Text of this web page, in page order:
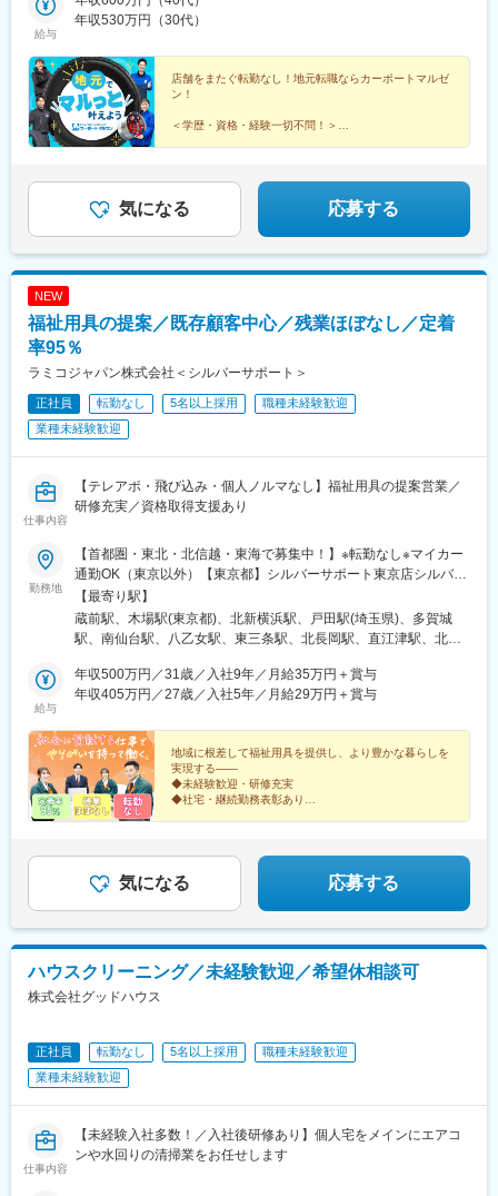
■出張に関して：
で長期且つ遠方の出張などは頻発にはしない状況です。※ただ今後
の受注状況や社内の状況によっては変化する可能性もございま
す。
■当社の社風・魅力について：
現場やお客様の声を起点に、仮説検証と改良を素早く重ねる風土
がございます。失敗を次の挑戦につなげる文化が根付いていま
す。
年次にとらわれず360度評価で成果や挑戦を評価。教育制度も充
実しており、職種の枠を越えた成長機会がございます。
変更の範囲：会社の定める業務
望の方は、オープンまでの間、埼玉本店にて研修を行います。
たします。 ★社宅費用・交通費はすべて会社負担です！
給与
年収530万円（30代）
店舗をまたぐ転勤なし！地元転職ならカーポートマルゼ
ン！
＜学歴・資格・経験一切不問！＞
気になる 応募する
NEW
福祉用具の提案／既存顧客中心／残業ほぼなし／定着
率95％
ラミコジャパン株式会社＜シルバーサポート＞
正社員 転勤なし 5名以上採用
職種未経験歓迎
業種未経験歓迎
仕事内容
【テレアポ・飛び込み・個人ノルマなし】福祉用具の提案営業／
研修充実／資格取得支援あり
勤務地
【首都圏・東北・北信越・東海で募集中！】※転勤なし※マイカー
通勤OK（東京以外）【東京都】シルバーサポート東京店シルバー
サポート江東店【神奈川県】シルバーサポート横浜店【埼玉県】
シルバーサポート戸田店【宮城県】シルバーサポート仙台店シル
バーサポート仙台南店シルバーサポート仙台北店【新潟県】シル
越店【長野県】シルバーサポート長野店【三重県】シルバーサポ
ート三重中央店※受動喫煙対策：敷地内喫煙可能場所あり（拠点に
【最寄り駅】
蔵前駅、木場駅(東京都)、北新横浜駅、戸田駅(埼玉県)、多賀城
駅、南仙台駅、八乙女駅、東三条駅、北長岡駅、直江津駅、北長
給与
年収500万円／31歳／入社9年／月給35万円＋賞与
年収405万円／27歳／入社5年／月給29万円＋賞与
地域に根差して福祉用具を提供し、より豊かな暮らしを
実現する――
◆未経験歓迎・研修充実
◆社宅・継続勤務表彰あり
◆17時半定時・残業ほぼなし
気になる 応募する
ハウスクリーニング／未経験歓迎／希望休相談可
株式会社グッドハウス
正社員 転勤なし 5名以上採用
職種未経験歓迎
業種未経験歓迎
仕事内容
【未経験入社多数！／入社後研修あり】個人宅をメインにエアコ
ンや水回りの清掃業をお任せします